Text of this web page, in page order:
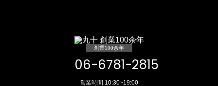
創業100余年
06-6781-2815
営業時間 10:30~19:00